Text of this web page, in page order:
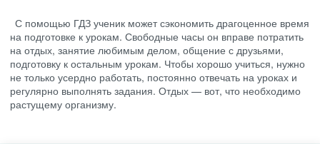
С помощью ГДЗ ученик может сэкономить драгоценное время
на подготовке к урокам. Свободные часы он вправе потратить
на отдых, занятие любимым делом, общение с друзьями,
подготовку к остальным урокам. Чтобы хорошо учиться, нужно
не только усердно работать, постоянно отвечать на уроках и
регулярно выполнять задания. Отдых — вот, что необходимо
растущему организму.